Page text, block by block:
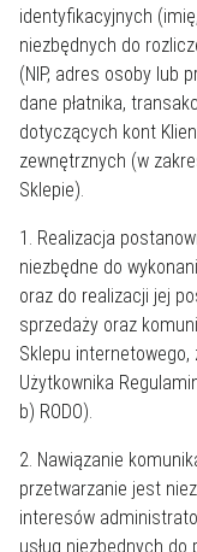
identyfikacyjnych
niezbędnych do
(NIP, adres osoby lub
dane płatnika,
dotyczących kont
zewnętrznych (w
Sklepie).
1. Realizacja
niezbędne do
oraz do realizacji jej
sprzedaży oraz
Sklepu
Użytkownika
b) RODO).
2. Nawiązanie
przetwarzanie jest
interesów
usług niezbędnych do